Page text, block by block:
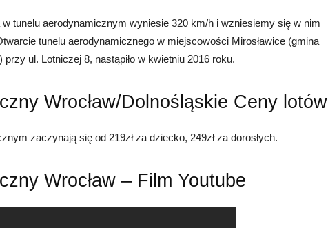
tunelu aerodynamicznym wyniesie 320 km/h i wzniesiemy się w nim
tunelu aerodynamicznego w miejscowości Mirosławice (gmina
ul. Lotniczej 8, nastąpiło w kwietniu 2016 roku.
Wrocław/Dolnośląskie Ceny lotów
zaczynają się od 219zł za dziecko, 249zł za dorosłych.
Wrocław – Film Youtube